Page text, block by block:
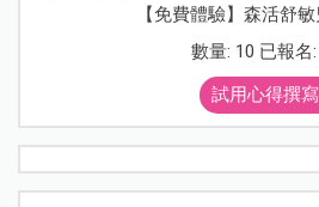
【免費體驗】森活舒
數量: 10 已報名
試用心得撰